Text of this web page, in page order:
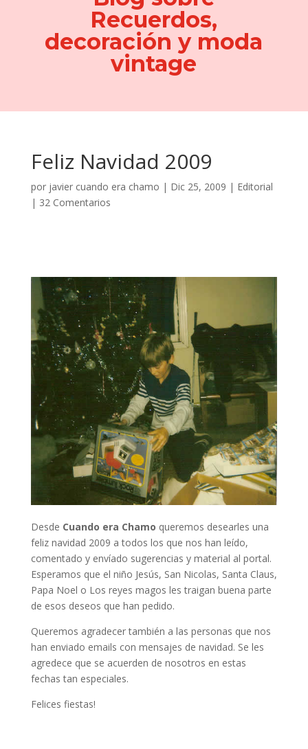
Recuerdos,
decoración y moda
vintage
Feliz Navidad 2009
por javier cuando era chamo | Dic 25, 2009 | Editorial
| 32 Comentarios
Desde Cuando era Chamo queremos desearles una
feliz navidad 2009 a todos los que nos han leído,
comentado y envíado sugerencias y material al portal.
Esperamos que el niño Jesús, San Nicolas, Santa Claus,
Papa Noel o Los reyes magos les traigan buena parte
de esos deseos que han pedido.
Queremos agradecer también a las personas que nos
han enviado emails con mensajes de navidad. Se les
agredece que se acuerden de nosotros en estas
fechas tan especiales.
Felices fiestas!